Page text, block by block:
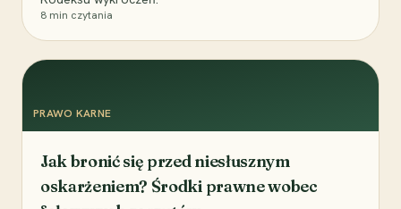
8 min czytania
PRAWO KARNE
Jak bronić się przed niesłusznym
oskarżeniem? Środki prawne wobec